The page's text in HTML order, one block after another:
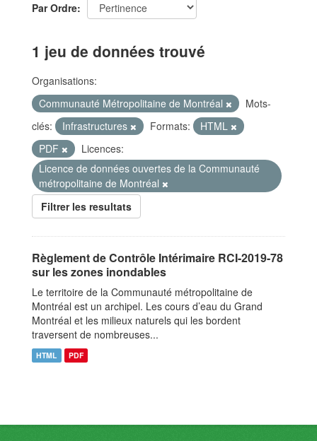
Par Ordre
1 jeu de données trouvé
Organisations:
Communauté Métropolitaine de Montréal
Mots-
clés:
Infrastructures Formats:
HTML
PDF
Licences:
Licence de données ouvertes de la Communauté
métropolitaine de Montréal
Filtrer les resultats
Règlement de Contrôle Intérimaire RCI-2019-78
sur les zones inondables
Le territoire de la Communauté métropolitaine de
Montréal est un archipel. Les cours d’eau du Grand
Montréal et les milieux naturels qui les bordent
traversent de nombreuses...
HTML PDF